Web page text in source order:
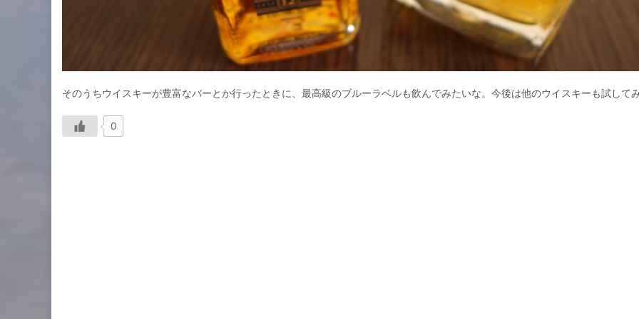
そのうちウイスキーが豊富なバーとか行ったときに、最高級のブルーラベルも飲んでみたいな。今後は他のウイスキーも試して
0